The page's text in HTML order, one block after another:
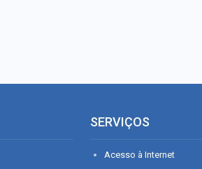
SERVIÇOS
Acesso à Internet